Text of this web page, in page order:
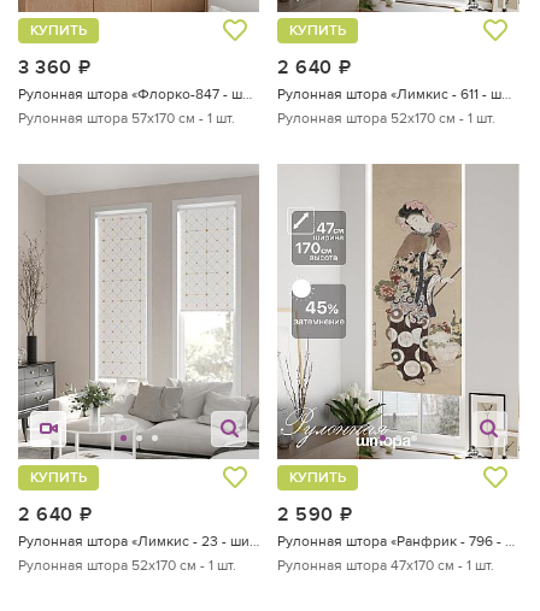
3 360
КУПИТЬ
Рулонная штора 57х170 см - 1 шт.
2 640
КУПИТЬ
Рулонная штора 52х170 см - 1 шт.
2 640
КУПИТЬ
Рулонная штора «Лимкис - 23 - ширина 52 см»
Рулонная штора 52х170 см - 1 шт.
2 590
КУПИТЬ
Рулонная штора «Ранфрик - 796 - ширина 47 см»
Рулонная штора 47х170 см - 1 шт.